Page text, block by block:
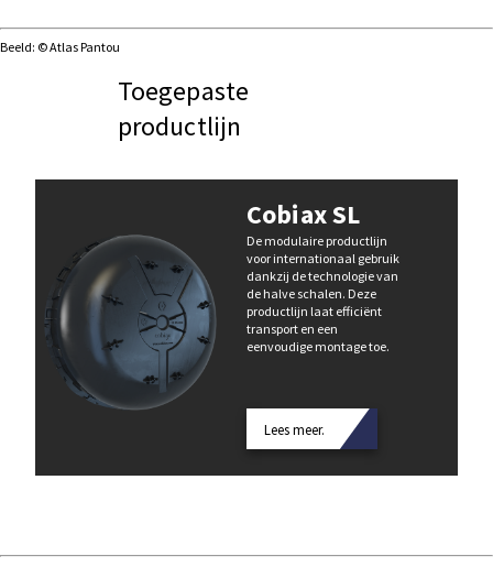
Beeld: © Atlas Pantou
Toegepaste
productlijn
Cobiax SL
De modulaire productlijn
voor internationaal gebruik
dankzij de technologie van
de halve schalen. Deze
productlijn laat efficiënt
transport en een
eenvoudige montage toe.
Lees meer.